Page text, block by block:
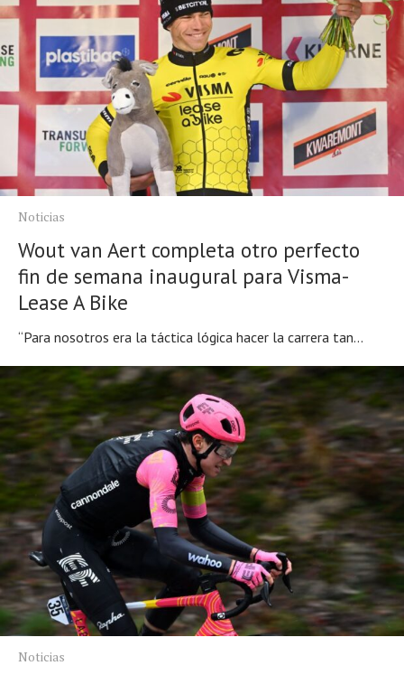
Noticias
Wout van Aert completa otro perfecto
fin de semana inaugural para Visma-
Lease A Bike
“Para nosotros era la táctica lógica hacer la carrera tan...
Noticias